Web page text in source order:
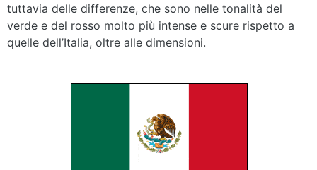
tuttavia delle differenze, che sono nelle tonalità del
verde e del rosso molto più intense e scure rispetto a
quelle dell’Italia, oltre alle dimensioni.